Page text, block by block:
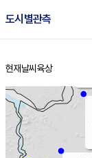
도시별관측
홈
현재날씨 육상